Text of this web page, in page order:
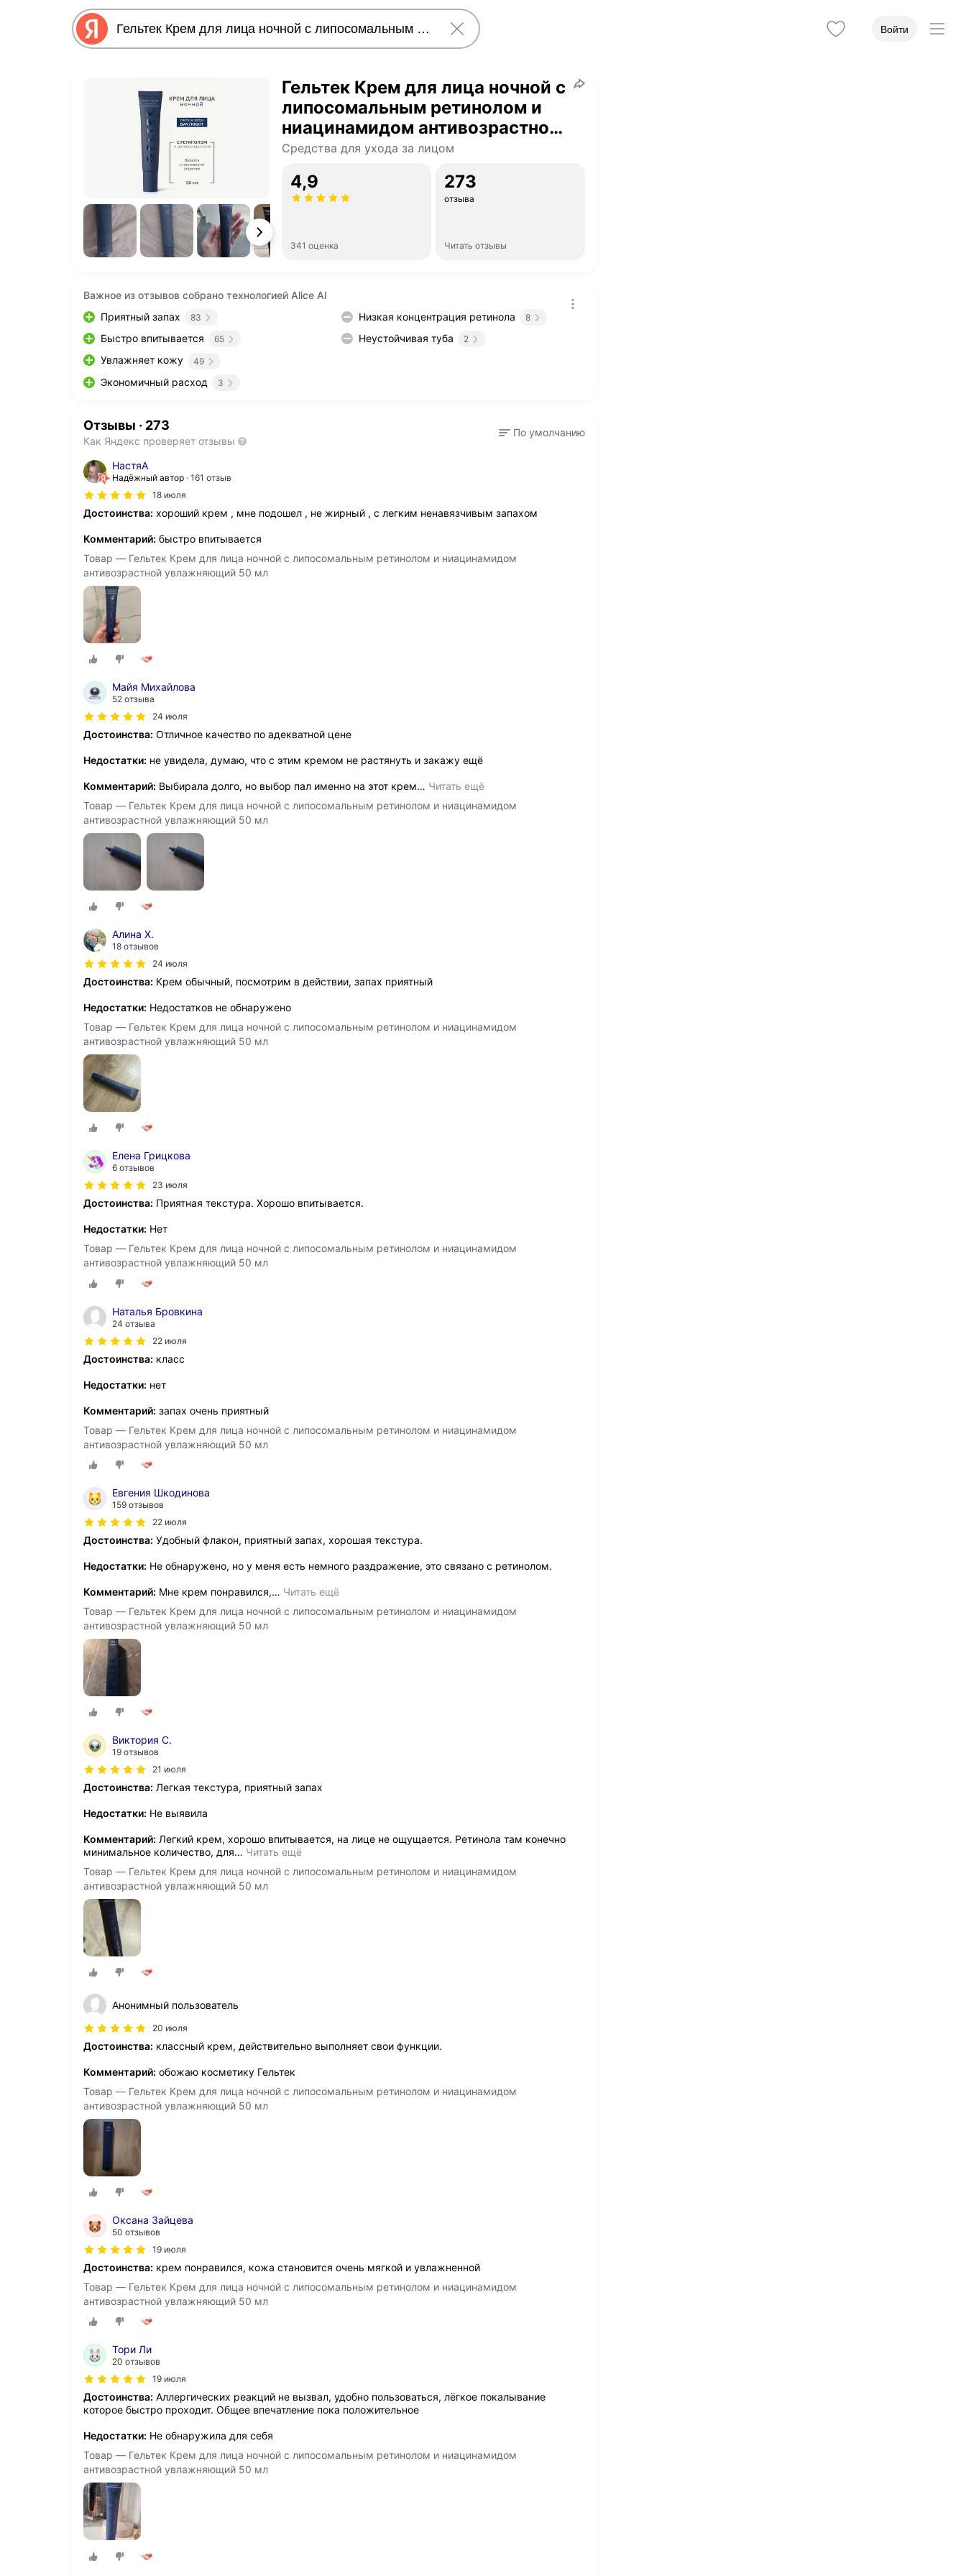
Войти
Гельтек Крем для лица ночной с
липосомальным ретинолом и
ниацинамидом антивозрастной
увлажняющий 50 мл
Средства для ухода за лицом
4,9
341 оценка
273
отзыва
Читать отзывы
Важное из отзывов собрано технологией Alice AI
Приятный запах
83
Быстро впитывается 65
Увлажняет кожу 49
Экономичный расход 3
Низкая концентрация ретинола 8
Неустойчивая туба 2
Отзывы · 273
Как Яндекс проверяет отзывы
По умолчанию
НастяА
Надёжный автор 161 отзыв
18 июля
Достоинства: хороший крем , мне подошел , не жирный , с легким ненавязчивым запахом
Комментарий: быстро впитывается
Товар — Гельтек Крем для лица ночной с липосомальным ретинолом и ниацинамидом
антивозрастной увлажняющий 50 мл
Майя Михайлова
52 отзыва
24 июля
Достоинства: Отличное качество по адекватной цене
Недостатки: не увидела, думаю, что с этим кремом не растянуть и закажу ещё
Комментарий: Выбирала долго, но выбор пал именно на этот крем… Читать ещё
Товар — Гельтек Крем для лица ночной с липосомальным ретинолом и ниацинамидом
антивозрастной увлажняющий 50 мл
Алина Х.
18 отзывов
24 июля
Достоинства: Крем обычный, посмотрим в действии, запах приятный
Недостатки: Недостатков не обнаружено
Товар — Гельтек Крем для лица ночной с липосомальным ретинолом и ниацинамидом
антивозрастной увлажняющий 50 мл
Елена Грицкова
6 отзывов
23 июля
Достоинства: Приятная текстура. Хорошо впитывается.
Недостатки: Нет
Товар — Гельтек Крем для лица ночной с липосомальным ретинолом и ниацинамидом
антивозрастной увлажняющий 50 мл
Наталья Бровкина
24 отзыва
22 июля
Достоинства: класс
Недостатки: нет
Комментарий: запах очень приятный
Товар — Гельтек Крем для лица ночной с липосомальным ретинолом и ниацинамидом
антивозрастной увлажняющий 50 мл
Евгения Шкодинова
159 отзывов
22 июля
Достоинства: Удобный флакон, приятный запах, хорошая текстура.
Недостатки: Не обнаружено, но у меня есть немного раздражение, это связано с ретинолом.
Комментарий: Мне крем понравился,… Читать ещё
Товар — Гельтек Крем для лица ночной с липосомальным ретинолом и ниацинамидом
антивозрастной увлажняющий 50 мл
Виктория С.
19 отзывов
21 июля
Достоинства: Легкая текстура, приятный запах
Недостатки: Не выявила
Комментарий: Легкий крем, хорошо впитывается, на лице не ощущается. Ретинола там конечно
минимальное количество, для… Читать ещё
Товар — Гельтек Крем для лица ночной с липосомальным ретинолом и ниацинамидом
антивозрастной увлажняющий 50 мл
Анонимный пользователь
20 июля
Достоинства: классный крем, действительно выполняет свои функции.
Комментарий: обожаю косметику Гельтек
Товар — Гельтек Крем для лица ночной с липосомальным ретинолом и ниацинамидом
антивозрастной увлажняющий 50 мл
Оксана Зайцева
50 отзывов
19 июля
Достоинства: крем понравился, кожа становится очень мягкой и увлажненной
Товар — Гельтек Крем для лица ночной с липосомальным ретинолом и ниацинамидом
антивозрастной увлажняющий 50 мл
Тори Ли
20 отзывов
19 июля
Достоинства: Аллергических реакций не вызвал, удобно пользоваться, лёгкое покалывание
которое быстро проходит. Общее впечатление пока положительное
Недостатки: Не обнаружила для себя
Товар — Гельтек Крем для лица ночной с липосомальным ретинолом и ниацинамидом
антивозрастной увлажняющий 50 мл